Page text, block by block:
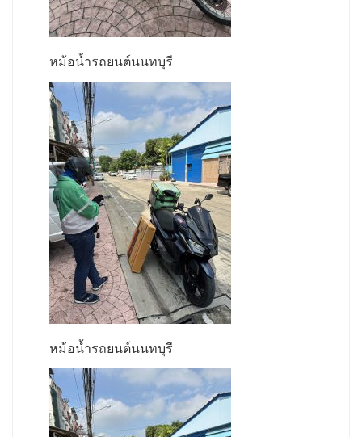
หม้อน้ำรถยนต์นนทบุรี
หม้อน้ำรถยนต์นนทบุรี